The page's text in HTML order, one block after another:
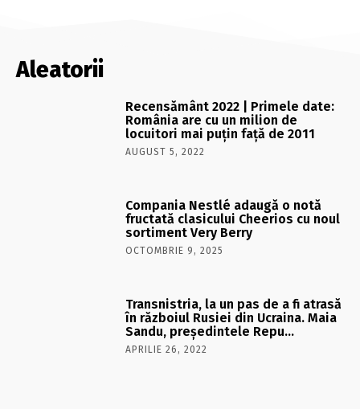
Aleatorii
Recensământ 2022 | Primele date:
România are cu un milion de
locuitori mai puțin față de 2011
AUGUST 5, 2022
Compania Nestlé adaugă o notă
fructată clasicului Cheerios cu noul
sortiment Very Berry
OCTOMBRIE 9, 2025
Transnistria, la un pas de a fi atrasă
în războiul Rusiei din Ucraina. Maia
Sandu, preşedintele Repu…
APRILIE 26, 2022